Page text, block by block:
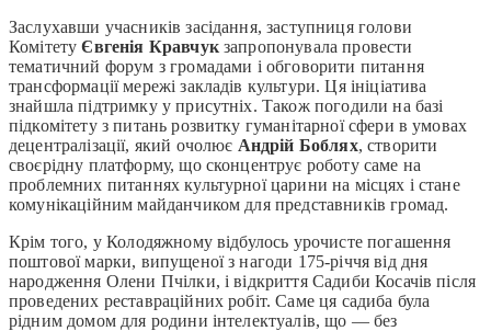
Заслухавши учасників засідання, заступниця голови
КомітетуЄвгенія Кравчукзапропонувала провести
тематичний форум з громадами і обговорити питання
трансформації мережі закладів культури. Ця ініціатива
знайшла підтримку у присутніх. Також погодили на базі
підкомітету з питань розвитку гуманітарної сфери в умовах
децентралізації, який очолює Андрій Боблях, створити
своєрідну платформу, що сконцентрує роботу саме на
проблемних питаннях культурної царини на місцях і стане
комунікаційним майданчиком для представників громад.
Крім того, у Колодяжному відбулось урочисте погашення
поштової марки, випущеної з нагоди 175-річчя від дня
народження Олени Пчілки, і відкриття Садиби Косачів після
проведених реставраційних робіт. Саме ця садиба була
рідним домом для родини інтелектуалів, що — без